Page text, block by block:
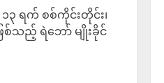
ရက် စစ်ကိုင်းတိုင်း၊
စ်သည့် ရဲဘော် မျိုးခိုင်